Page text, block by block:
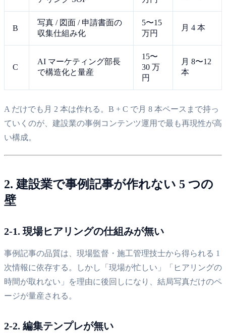
B
写真 / 図面 / 申請書面の
収集仕組み化
5〜15
万円
月 4 本
C
AI マーケティング部長
で構造化と量産
15〜
30 万
円
月 8〜12
本
A だけでも月 2 本は作れる。B + C で月 8 本ペースまで持っ
ていくのが、建設業の事例コンテンツ運用で最も再現性が高
い構成。
2. 建設業で事例記事が作れない 5 つの
壁
2-1. 現場ヒアリングの仕組みが無い
事例記事の品質は、現場監督・施工管理技士から得られる 1
次情報に依存する。しかし「現場が忙しい」「ヒアリングの
時間が取れない」を理由に後回しになり、結局写真だけのペ
ージが量産される。
2-2. 編集テンプレが無い